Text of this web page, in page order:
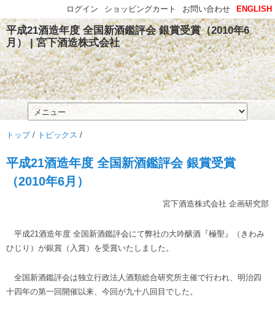
平成21酒造年度 全国新酒鑑評会 銀賞受賞（2010年6
月） | 宮下酒造株式会社
トップ/ トピックス /
平成21酒造年度 全国新酒鑑評会 銀賞受賞
（2010年6月）
宮下酒造株式会社 企画研究部
平成21酒造年度 全国新酒鑑評会にて弊社の大吟醸酒『極聖』（きわみ
ひじり）が銀賞（入賞）を受賞いたしました。
全国新酒鑑評会は独立行政法人酒類総合研究所主催で行われ、明治四
十四年の第一回開催以来、今回が九十八回目でした。
ENGLISH
お問い合わせ
ショッピングカート
ログイン